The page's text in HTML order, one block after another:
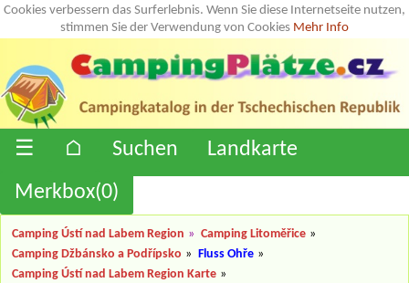
Cookies verbessern das Surferlebnis. Wenn Sie diese Internetseite nutzen,
stimmen Sie der Verwendung von Cookies Mehr Info
☰ ⌂ Suchen
Landkarte
Merkbox(0)
Camping Ústí nad Labem Region » Camping Litoměřice »
Camping Džbánsko a Podřípsko » Fluss Ohře »
Camping Ústí nad Labem Region Karte »